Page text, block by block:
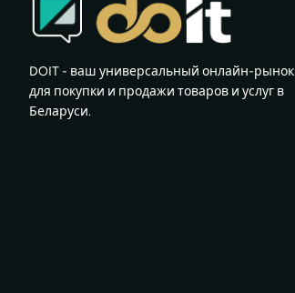
DOIT - ваш универсальный онлайн-рынок
для покупки и продажи товаров и услуг в
Беларуси.